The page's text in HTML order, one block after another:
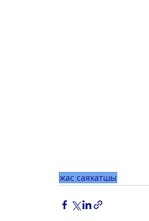
жас саяхатшы